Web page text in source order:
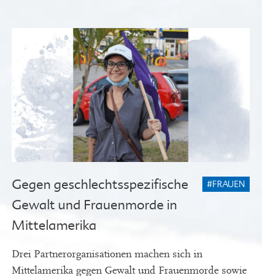
#FRAUEN
Gegen geschlechtsspezifische
Gewalt und Frauenmorde in
Mittelamerika
Drei Partnerorganisationen machen sich in
Mittelamerika gegen Gewalt und Frauenmorde sowie